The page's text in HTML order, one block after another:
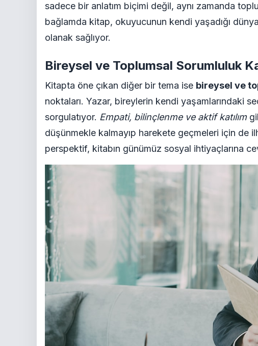
sadece bir anlatım biçimi değil, aynı zamanda
bağlamda kitap, okuyucunun kendi yaşadığı
olanak sağlıyor.
Bireysel ve Toplumsal Sorumluluk
Kitapta öne çıkan diğer bir tema ise bireysel ve
noktaları. Yazar, bireylerin kendi yaşamlarındaki
sorgulatıyor. Empati, bilinçlenme ve aktif katılım
düşünmekle kalmayıp harekete geçmeleri için de
perspektif, kitabın günümüz sosyal ihtiyaçlarına